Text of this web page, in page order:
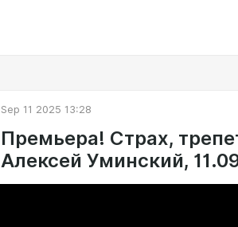
Sep 11 2025 13:28
Премьера! Страх,
Алексей Уминский,